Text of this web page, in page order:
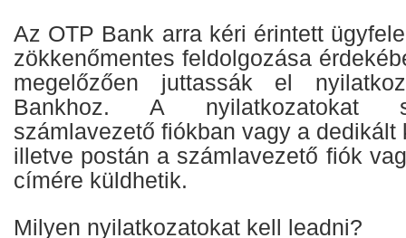
Az OTP Bank arra kéri érintett
zökkenőmentes feldolgozása
megelőzően juttassák el
Bankhoz. A nyilatkozatokat
számlavezető fiókban vagy a dedikált
illetve postán a számlavezető fiók
címére küldhetik.
Milyen nyilatkozatokat kell leadni?